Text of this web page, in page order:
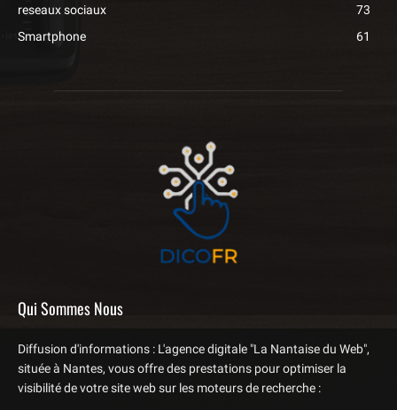
reseaux sociaux
73
Smartphone
61
Qui Sommes Nous
Diffusion d'informations : L'agence digitale "La Nantaise du Web",
située à Nantes, vous offre des prestations pour optimiser la
visibilité de votre site web sur les moteurs de recherche :